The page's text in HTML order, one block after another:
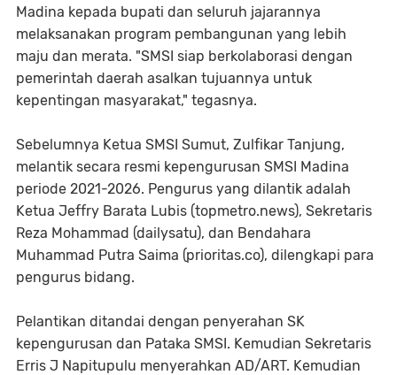
Madina kepada bupati dan seluruh jajarannya
melaksanakan program pembangunan yang lebih
maju dan merata. "SMSI siap berkolaborasi dengan
pemerintah daerah asalkan tujuannya untuk
kepentingan masyarakat," tegasnya.
Sebelumnya Ketua SMSI Sumut, Zulfikar Tanjung,
melantik secara resmi kepengurusan SMSI Madina
periode 2021-2026. Pengurus yang dilantik adalah
Ketua Jeffry Barata Lubis (topmetro.news), Sekretaris
Reza Mohammad (dailysatu), dan Bendahara
Muhammad Putra Saima (prioritas.co), dilengkapi para
pengurus bidang.
Pelantikan ditandai dengan penyerahan SK
kepengurusan dan Pataka SMSI. Kemudian Sekretaris
Erris J Napitupulu menyerahkan AD/ART. Kemudian